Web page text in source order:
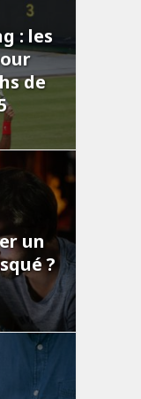
: les
de
un
?